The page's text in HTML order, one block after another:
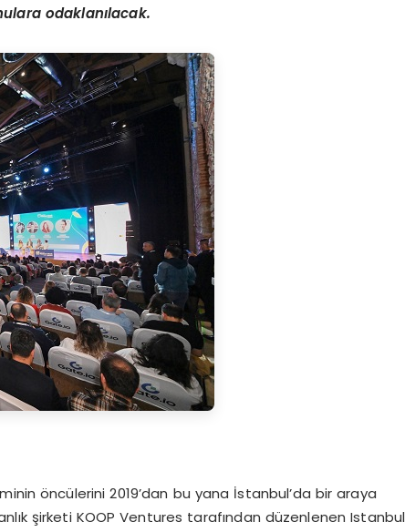
odaklanılacak.
öncülerini 2019’dan bu yana İstanbul’da bir araya
şirketi KOOP Ventures tarafından düzenlenen Istanbul